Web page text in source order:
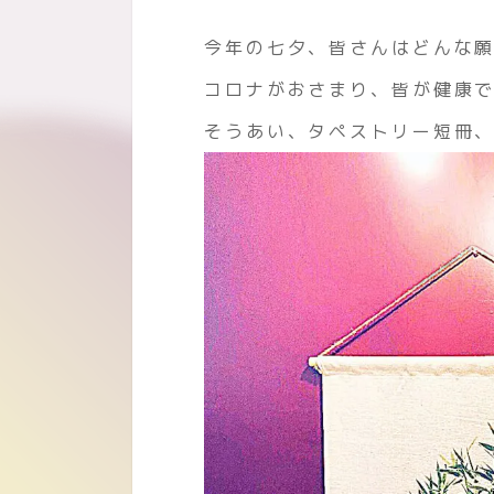
今年の七夕、皆さんはどんな
コロナがおさまり、皆が健康
そうあい、タペストリー短冊